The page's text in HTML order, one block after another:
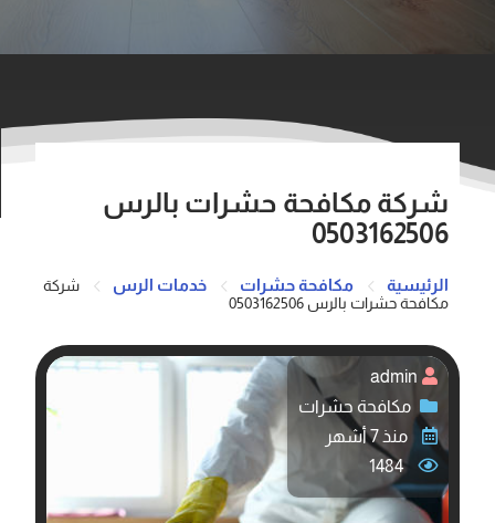
شركة مكافحة حشرات بالرس
0503162506
الرئيسية مكافحة حشرات خدمات الرس
شركة
مكافحة حشرات بالرس 0503162506
admin
مكافحة حشرات
منذ 7 أشهر
1484